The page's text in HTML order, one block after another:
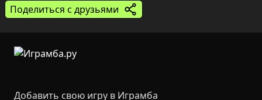
скоростью и стойкостью к волне, коллекция
брейнротов от обычных до легендарных и
маневренностью создают напряжённый, азартный
ритм. Тренировка реакции и продуманная стратегия
достичь заветной зоны безопасности.
Поделиться с друзьями
Добавить свою игру в Играмба